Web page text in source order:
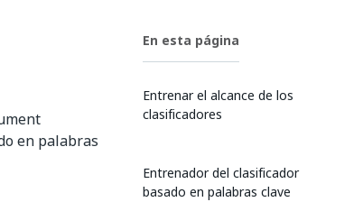
en palabras
En esta página
Entrenar el alcance de los
clasificadores
Entrenador del clasificador
basado en palabras clave